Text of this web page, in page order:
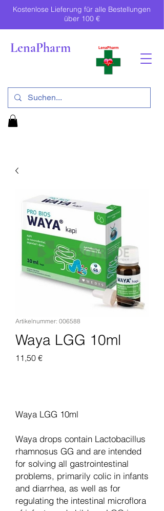
Kostenlose Lieferung für alle Bestellungen
über 100 €
LenaPharm
Artikelnummer: 006588
Waya LGG 10ml
11,50 €Preis
Waya LGG 10ml
Waya drops contain Lactobacillus
rhamnosus GG and are intended
for solving all gastrointestinal
problems, primarily colic in infants
and diarrhea, as well as for
regulating the intestinal microflora